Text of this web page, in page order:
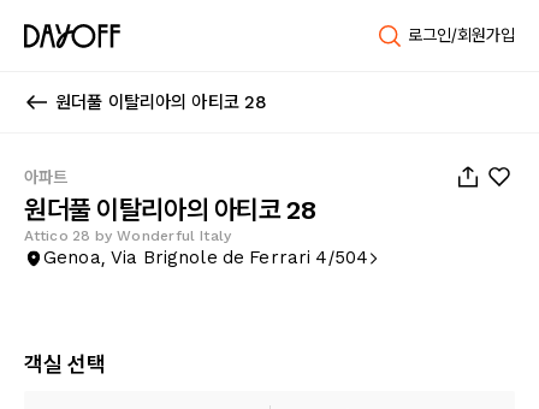
로그인/회원가입
원더풀 이탈리아의 아티코 28
아파트
원더풀 이탈리아의 아티코 28
Attico 28 by Wonderful Italy
Genoa, Via Brignole de Ferrari 4/504
객실 선택